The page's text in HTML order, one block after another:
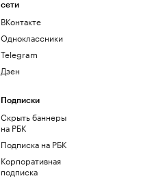
сети
ВКонтакте
Одноклассники
Telegram
Дзен
Подписки
Скрыть баннеры
на РБК
Подписка на РБК
Корпоративная
подписка